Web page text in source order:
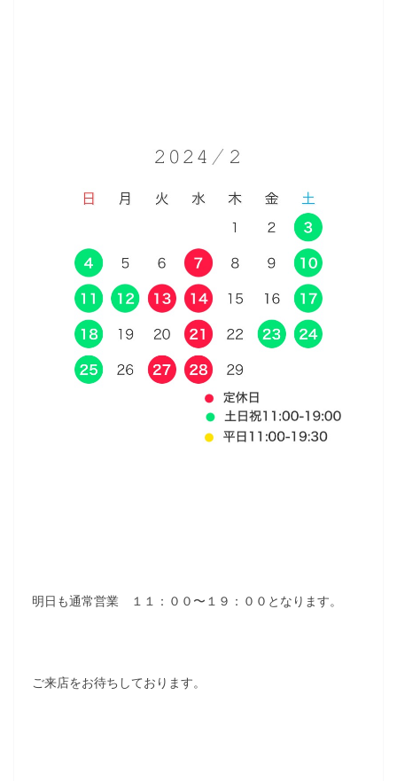
明日も通常営業 １１：００〜１９：００となります。
ご来店をお待ちしております。